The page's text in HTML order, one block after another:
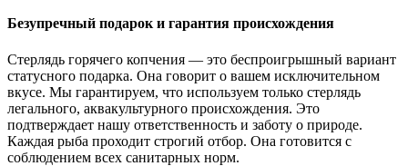
Безупречный подарок и гарантия происхождения
Стерлядь горячего копчения — это беспроигрышный вариант
статусного подарка. Она говорит о вашем исключительном
вкусе. Мы гарантируем, что используем только стерлядь
легального, аквакультурного происхождения. Это
подтверждает нашу ответственность и заботу о природе.
Каждая рыба проходит строгий отбор. Она готовится с
соблюдением всех санитарных норм.